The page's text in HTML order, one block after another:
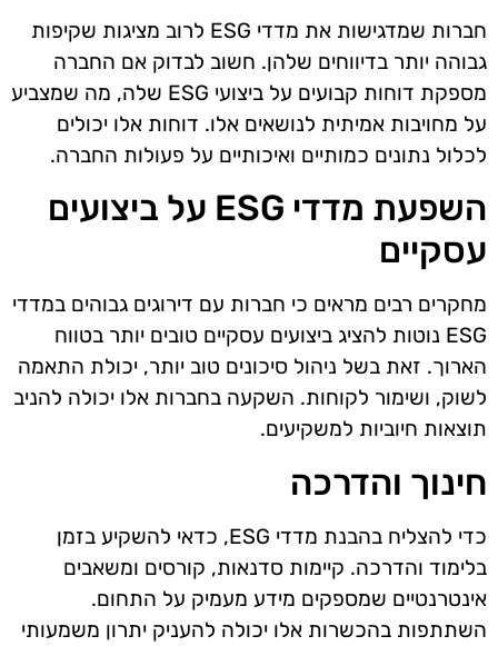
חברות שמדגישות את מדדי ESG לרוב מציגות שקיפות
גבוהה יותר בדיווחים שלהן. חשוב לבדוק אם החברה
מספקת דוחות קבועים על ביצועי ESG שלה, מה שמצביע
על מחויבות אמיתית לנושאים אלו. דוחות אלו יכולים
לכלול נתונים כמותיים ואיכותיים על פעולות החברה.
השפעת מדדי ESG על ביצועים
עסקיים
מחקרים רבים מראים כי חברות עם דירוגים גבוהים במדדי
ESG נוטות להציג ביצועים עסקיים טובים יותר בטווח
הארוך. זאת בשל ניהול סיכונים טוב יותר, יכולת התאמה
לשוק, ושימור לקוחות. השקעה בחברות אלו יכולה להניב
תוצאות חיוביות למשקיעים.
חינוך והדרכה
כדי להצליח בהבנת מדדי ESG, כדאי להשקיע בזמן
בלימוד והדרכה. קיימות סדנאות, קורסים ומשאבים
אינטרנטיים שמספקים מידע מעמיק על התחום.
השתתפות בהכשרות אלו יכולה להעניק יתרון משמעותי